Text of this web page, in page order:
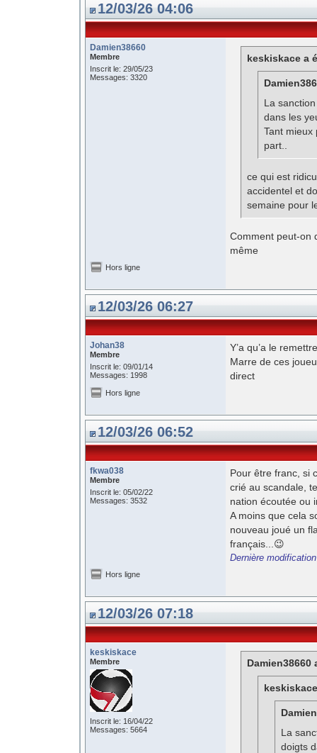
12/03/26 04:06
Damien38660
Membre
Inscrit le: 29/05/23
Messages: 3320
keskiskace a
La
dans les
Tant mieux
part..
ce qui est
accidentel et
semaine pour
Comment peut-on
même
Hors ligne
12/03/26 06:27
Johan38
Membre
Inscrit le: 09/01/14
Messages: 1998
Y’a qu’a le
Marre de ces
direct
Hors ligne
12/03/26 06:52
fkwa038
Membre
Inscrit le: 05/02/22
Messages: 3532
Pour être franc, si
crié au scandale,
nation écoutée ou
A moins que cela
nouveau joué un
français...😉
Dernière
Hors ligne
12/03/26 07:18
keskiskace
Membre
Inscrit le: 16/04/22
Messages: 5664
Damien38660
La
doigts